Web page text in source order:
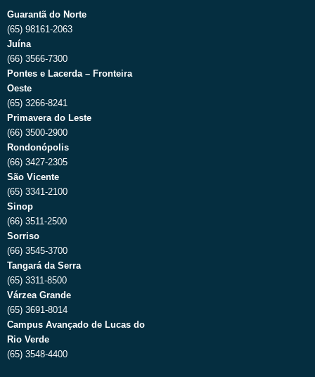
Guarantã do Norte
(65) 98161-2063
Juína
(66) 3566-7300
Pontes e Lacerda – Fronteira
Oeste
(65) 3266-8241
Primavera do Leste
(66) 3500-2900
Rondonópolis
(66) 3427-2305
São Vicente
(65) 3341-2100
Sinop
(66) 3511-2500
Sorriso
(66) 3545-3700
Tangará da Serra
(65) 3311-8500
Várzea Grande
(65) 3691-8014
Campus Avançado de Lucas do
Rio Verde
(65) 3548-4400